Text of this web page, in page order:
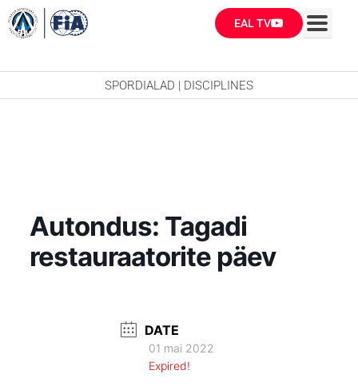
Skip
to
EAL TV
SPORDIALAD | DISCIPLINES
Autondus: Tagadi
restauraatorite päev
DATE
01 mai 2022
Expired!